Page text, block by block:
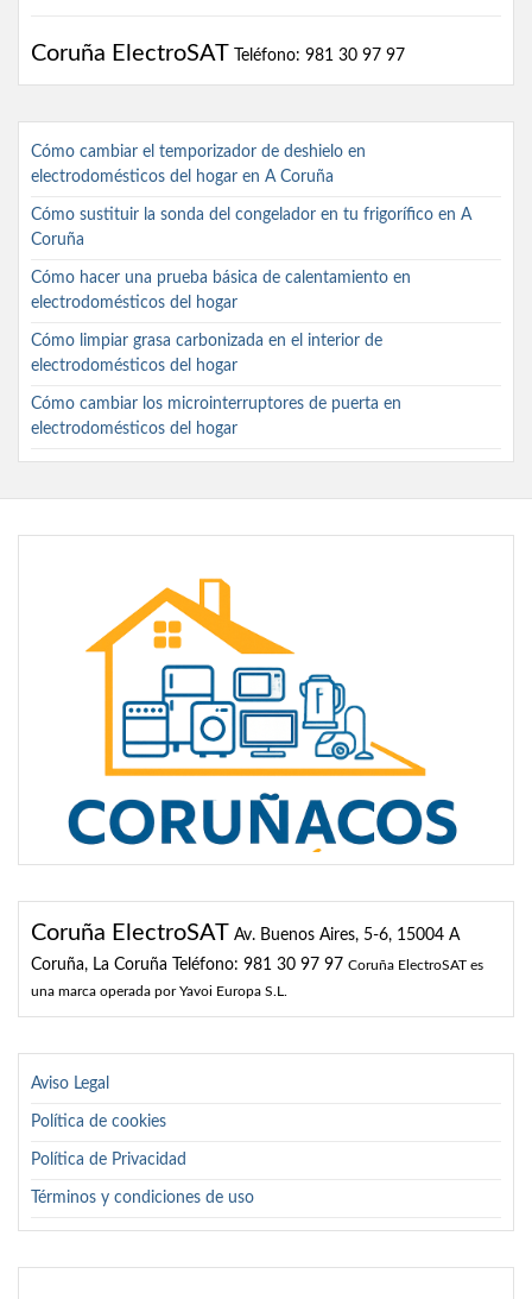
Coruña ElectroSAT Teléfono: 981 30 97 97
Cómo cambiar el temporizador de deshielo en
electrodomésticos del hogar en A Coruña
Cómo sustituir la sonda del congelador en tu frigorífico en A
Coruña
Cómo hacer una prueba básica de calentamiento en
electrodomésticos del hogar
Cómo limpiar grasa carbonizada en el interior de
electrodomésticos del hogar
Cómo cambiar los microinterruptores de puerta en
electrodomésticos del hogar
Coruña ElectroSAT Av. Buenos Aires, 5-6, 15004 A
Coruña, La Coruña
Teléfono: 981 30 97 97 Coruña ElectroSAT es
una marca operada por Yavoi Europa S.L.
Aviso Legal
Política de cookies
Política de Privacidad
Términos y condiciones de uso